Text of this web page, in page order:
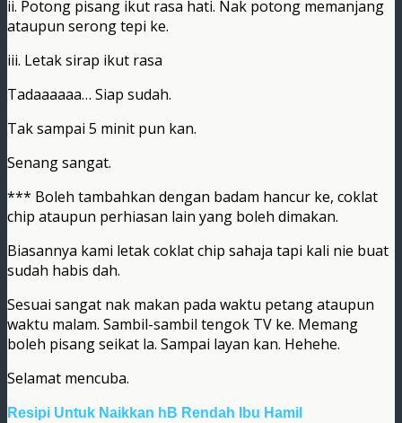
ii. Potong pisang ikut rasa hati. Nak potong memanjang
ataupun serong tepi ke.
iii. Letak sirap ikut rasa
Tadaaaaaa… Siap sudah.
Tak sampai 5 minit pun kan.
Senang sangat.
*** Boleh tambahkan dengan badam hancur ke, coklat
chip ataupun perhiasan lain yang boleh dimakan.
Biasannya kami letak coklat chip sahaja tapi kali nie buat
sudah habis dah.
Sesuai sangat nak makan pada waktu petang ataupun
waktu malam. Sambil-sambil tengok TV ke. Memang
boleh pisang seikat la. Sampai layan kan. Hehehe.
Selamat mencuba.
Resipi Untuk Naikkan hB Rendah Ibu Hamil